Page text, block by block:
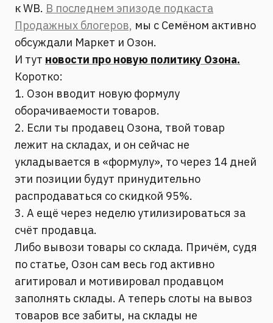
к WB. В последнем эпизоде подкаста
Продажных блогеров, мы с Семёном активно
обсуждали Маркет и Озон.
И тут новости про новую политику Озона.
Коротко:
1. Озон вводит новую формулу
оборачиваемости товаров.
2. Если ты продавец Озона, твой товар
лежит на складах, и он сейчас не
укладывается в «формулу», то через 14 дней
эти позиции будут принудительно
распродаваться со скидкой 95%.
3. А ещё через неделю утилизироваться за
счёт продавца.
Либо вывози товары со склада. Причём, судя
по статье, Озон сам весь год активно
агитировал и мотивировал продавцом
заполнять склады. А теперь слоты на вывоз
товаров все забиты, на склады не